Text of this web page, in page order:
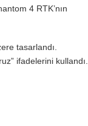
4 RTK’nın
tasarlandı.
ifadelerini kullandı.